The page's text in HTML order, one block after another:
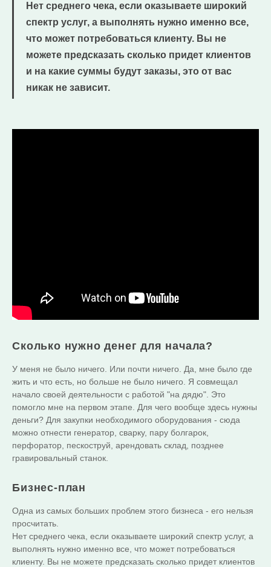
Нет среднего чека, если оказываете широкий
спектр услуг, а выполнять нужно именно все,
что может потребоваться клиенту. Вы не
можете предсказать сколько придет клиентов
и на какие суммы будут заказы, это от вас
никак не зависит.
Сколько нужно денег для начала?
У меня не было ничего. Или почти ничего. Да, мне было где
жить и что есть, но больше не было ничего. Я совмещал
начало своей деятельности с работой "на дядю". Это
помогло мне на первом этапе. Для чего вообще здесь нужны
деньги? Для закупки необходимого оборудования - сюда
можно отнести генератор, сварку, пару болгарок,
перфоратор, пескоструй, арендовать склад, позднее
гравировальный станок.
Бизнес-план
Одна из самых больших проблем этого бизнеса - его нельзя
просчитать.
Нет среднего чека, если оказываете широкий спектр услуг, а
выполнять нужно именно все, что может потребоваться
клиенту. Вы не можете предсказать сколько придет клиентов